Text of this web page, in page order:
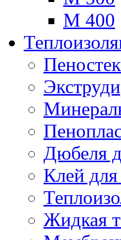
М 400
Дюбеля
Клей
Жидкая